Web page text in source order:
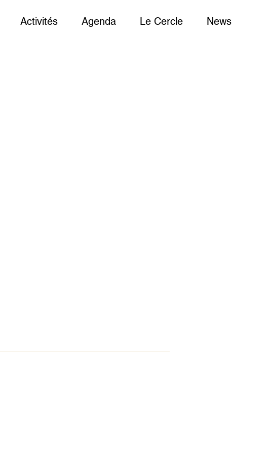
Activités Agenda Le Cercle News